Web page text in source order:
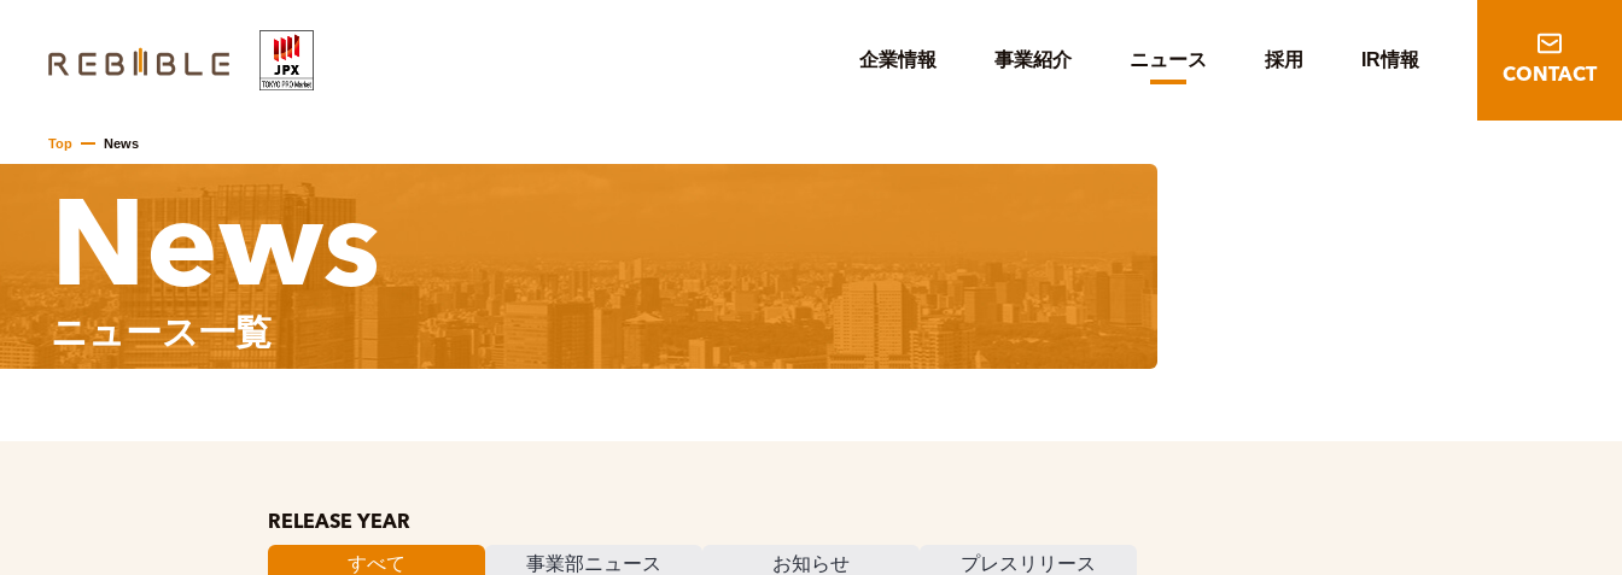
企業情報 事業紹介 ニュース 採用 IR情報
CONTACT
Top News
News
ニュース一覧
RELEASE YEAR
すべて 事業部ニュース お知らせ プレスリリース